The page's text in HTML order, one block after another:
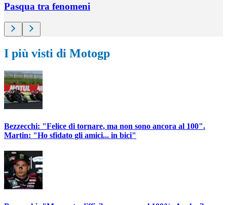
Pasqua tra fenomeni
I più visti di Motogp
Bezzecchi: "Felice di tornare, ma non sono ancora al 100".
Martin: "Ho sfidato gli amici... in bici"